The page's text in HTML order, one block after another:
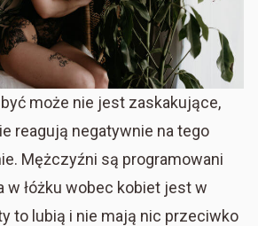
może nie jest zaskakujące,
reagują negatywnie na tego
Mężczyźni są programowani
w łóżku wobec kobiet jest w
to lubią i nie mają nic przeciwko